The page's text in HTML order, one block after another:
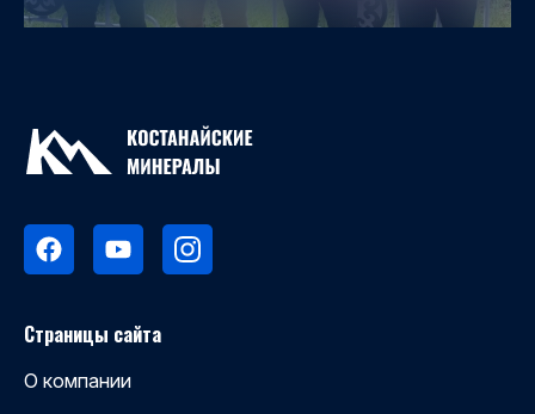
Страницы сайта
О компании